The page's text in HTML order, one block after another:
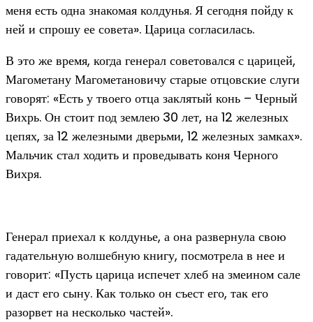
меня есть одна знакомая колдунья. Я сегодня пойду к
ней и спрошу ее совета». Царица согласилась.
В это же время, когда генерал советовался с царицей,
Магометану Магометановичу старые отцовские слуги
говорят: «Есть у твоего отца заклятый конь – Черный
Вихрь. Он стоит под землею 30 лет, на 12 железных
цепях, за 12 железными дверьми, 12 железных замках».
Мальчик стал ходить и проведывать коня Черного
Вихря.
Генерал приехал к колдунье, а она развернула свою
гадательную волшебную книгу, посмотрела в нее и
говорит: «Пусть царица испечет хлеб на змеином сале
и даст его сыну. Как только он съест его, так его
разорвет на несколько частей».